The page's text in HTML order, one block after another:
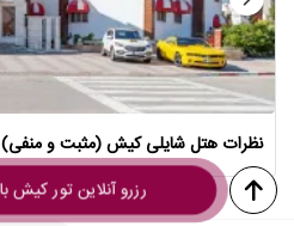
نظرات هتل شایلی کیش (مثبت و منفی)
رزرو آنلاین تور کیش